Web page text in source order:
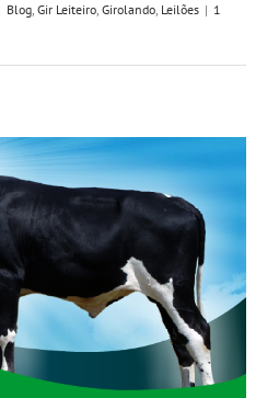
Blog, Gir Leiteiro, Girolando, Leilões | 1